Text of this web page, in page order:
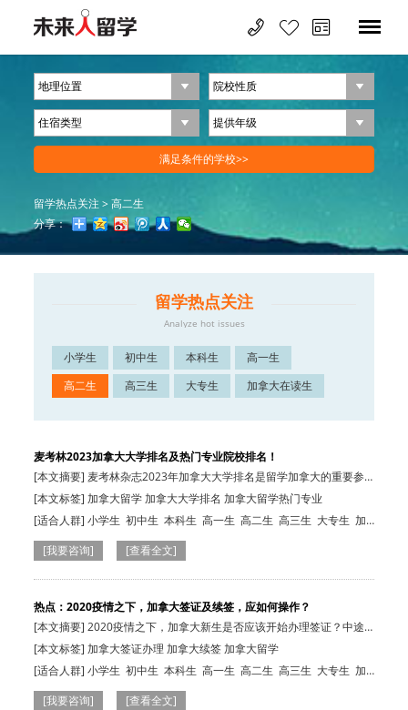
留学热点关注 >高二生
分享：
留学热点关注
Analyze hot issues
小学生 初中生 本科生
高一生
高二生
高三生 大专生 加拿大在读生
麦考林2023加拿大大学排名及热门专业院校排名！
[本文摘要] 麦考林杂志2023年加拿大大学排名是留学加拿大的重要参
考，具体排名…
[本文标签] 加拿大留学 加拿大大学排名 加拿大留学热门专业
[适合人群] 小学生 初中生 本科生 高一生 高二生 高三生 大专生 加
拿大在读生
[我要咨询] [查看全文]
热点：2020疫情之下，加拿大签证及续签，应如何操作？
[本文摘要] 2020疫情之下，加拿大新生是否应该开始办理签证？中途
回国的留学生…
[本文标签] 加拿大签证办理 加拿大续签 加拿大留学
[适合人群] 小学生 初中生 本科生 高一生 高二生 高三生 大专生 加
拿大在读生
[我要咨询] [查看全文]